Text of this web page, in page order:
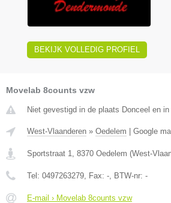
BEKIJK VOLLEDIG PROFIEL
Movelab 8counts vzw
Niet gevestigd in de plaats Donceel en
West-Vlaanderen » Oedelem Google
Sportstraat 1, 8370 Oedelem (West-
Tel: 0497263279, Fax: -, BTW-nr: -
E-mail › Movelab 8counts vzw